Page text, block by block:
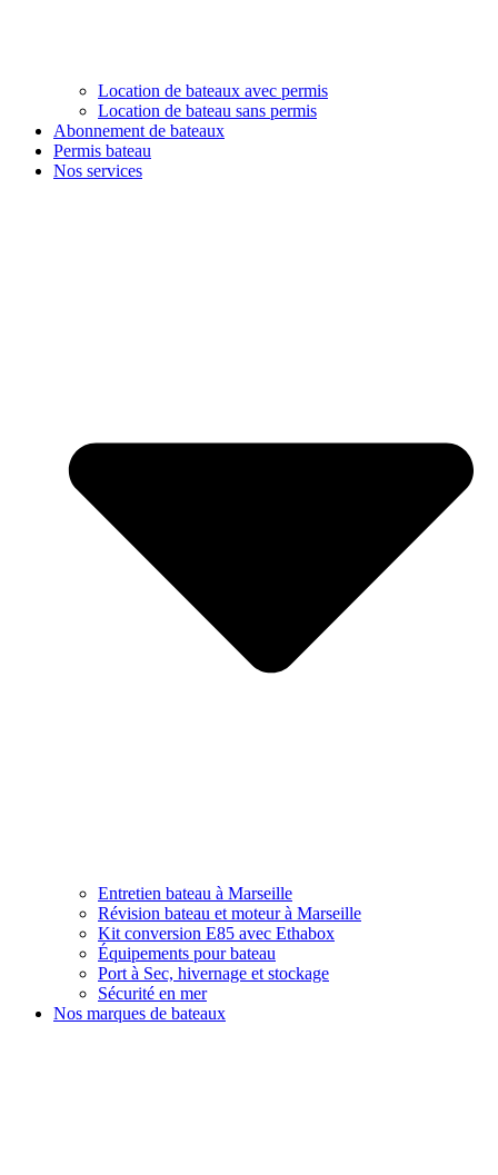
Location de bateaux avec permis
Location de bateau sans permis
Abonnement de bateaux
Permis bateau
Nos services
Entretien bateau à Marseille
Révision bateau et moteur à Marseille
Kit conversion E85 avec Ethabox
Équipements pour bateau
Port à Sec, hivernage et stockage
Sécurité en mer
Nos marques de bateaux